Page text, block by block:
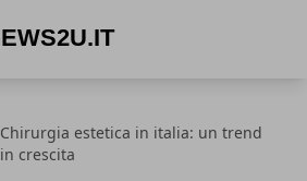
Chirurgia estetica in italia: un trend
in crescita